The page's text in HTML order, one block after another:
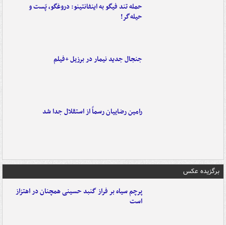
حمله تند فیگو به اینفانتینو: دروغگو، پَست‌ و
حیله‌گر!
جنجال جدید نیمار در برزیل +فیلم
رامین رضاییان رسماً از استقلال جدا شد
برگزیده عکس
پرچم سیاه بر فراز گنبد حسینی همچنان در اهتزاز
است